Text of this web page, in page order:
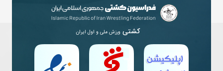
کشتی ورزش ملی و اول ایران